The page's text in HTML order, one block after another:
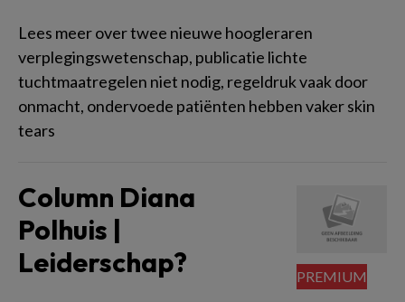
Lees meer over twee nieuwe hoogleraren
verplegingswetenschap, publicatie lichte
tuchtmaatregelen niet nodig, regeldruk vaak door
onmacht, ondervoede patiënten hebben vaker skin
tears
Column Diana
Polhuis |
Leiderschap?